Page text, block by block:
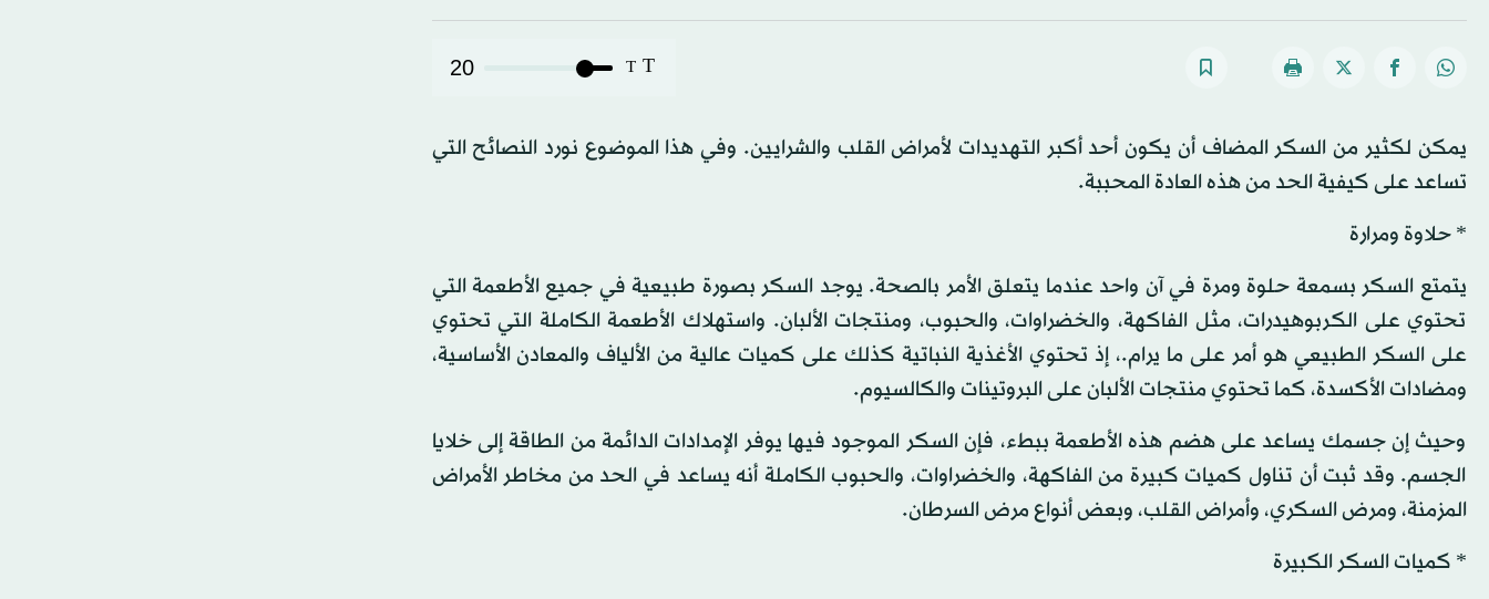
T
T
20
يمكن لكثير من السكر المضاف أن يكون أحد أكبر التهديدات لأمراض القلب والشرايين. وفي هذا الموضوع نورد النصائح التي
تساعد على كيفية الحد من هذه العادة المحببة.
* حلاوة ومرارة
يتمتع السكر بسمعة حلوة ومرة في آن واحد عندما يتعلق الأمر بالصحة. يوجد السكر بصورة طبيعية في جميع الأطعمة التي
تحتوي على الكربوهيدرات، مثل الفاكهة، والخضراوات، والحبوب، ومنتجات الألبان. واستهلاك الأطعمة الكاملة التي تحتوي
على السكر الطبيعي هو أمر على ما يرام.، إذ تحتوي الأغذية النباتية كذلك على كميات عالية من الألياف والمعادن الأساسية،
ومضادات الأكسدة، كما تحتوي منتجات الألبان على البروتينات والكالسيوم.
وحيث إن جسمك يساعد على هضم هذه الأطعمة ببطء، فإن السكر الموجود فيها يوفر الإمدادات الدائمة من الطاقة إلى خلايا
الجسم. وقد ثبت أن تناول كميات كبيرة من الفاكهة، والخضراوات، والحبوب الكاملة أنه يساعد في الحد من مخاطر الأمراض
المزمنة، ومرض السكري، وأمراض القلب، وبعض أنواع مرض السرطان.
* كميات السكر الكبيرة